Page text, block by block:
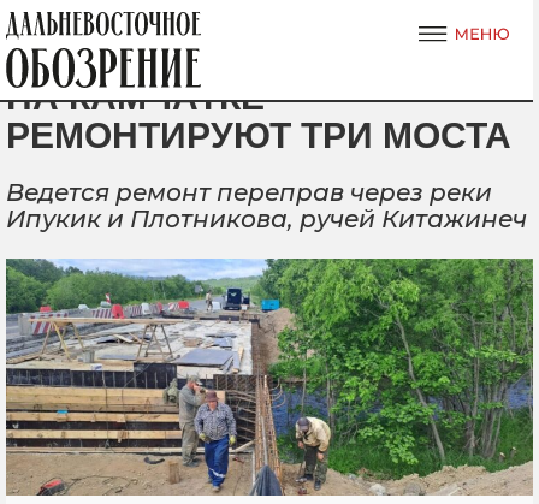
НА КАМЧАТКЕ
РЕМОНТИРУЮТ ТРИ МОСТА
Ведется ремонт переправ через реки
Ипукик и Плотникова, ручей Китажинеч